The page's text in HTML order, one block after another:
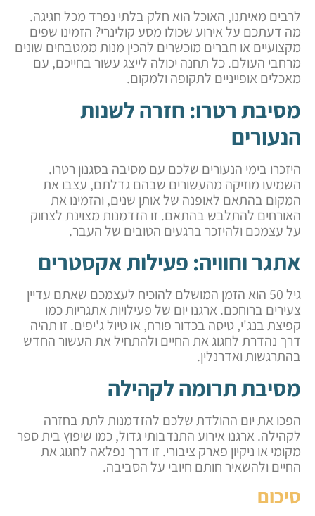
לרבים מאיתנו, האוכל הוא חלק בלתי נפרד מכל חגיגה.
מה דעתכם על אירוע שכולו מסע קולינרי? הזמינו שפים
מקצועיים או חברים מוכשרים להכין מנות ממטבחים שונים
מרחבי העולם. כל תחנה יכולה לייצג עשור בחייכם, עם
מאכלים אופייניים לתקופה ולמקום.
מסיבת רטרו: חזרה לשנות
הנעורים
היזכרו בימי הנעורים שלכם עם מסיבה בסגנון רטרו.
השמיעו מוזיקה מהעשורים שבהם גדלתם, עצבו את
המקום בהתאם לאופנה של אותן שנים, והזמינו את
האורחים להתלבש בהתאם. זו הזדמנות מצוינת לצחוק
על עצמכם ולהיזכר ברגעים הטובים של העבר.
אתגר וחוויה: פעילות אקסטרים
גיל 50 הוא הזמן המושלם להוכיח לעצמכם שאתם עדיין
צעירים ברוחכם. ארגנו יום של פעילויות אתגריות כמו
קפיצת בנג'י, טיסה בכדור פורח, או טיול ג'יפים. זו תהיה
דרך נהדרת לחגוג את החיים ולהתחיל את העשור החדש
בהתרגשות ואדרנלין.
מסיבת תרומה לקהילה
הפכו את יום ההולדת שלכם להזדמנות לתת בחזרה
לקהילה. ארגנו אירוע התנדבותי גדול, כמו שיפוץ בית ספר
מקומי או ניקיון פארק ציבורי. זו דרך נפלאה לחגוג את
החיים ולהשאיר חותם חיובי על הסביבה.
סיכום